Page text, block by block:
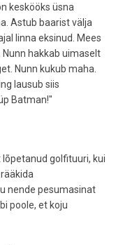
keskööks üsna
Astub baarist välja
linna eksinud. Mees
hakkab uimaselt
Nunn kukub maha.
lausub siis
Batman!"
golfituuri, kui
nende pesumasinat
poole, et koju